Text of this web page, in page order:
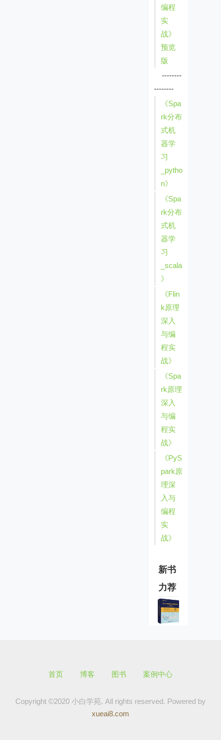
编程
实
战》
预览
版
--------
--------
《Spa
rk分布
式机
器学
习
_pytho
n》
《Spa
rk分布
式机
器学
习
_scala
》
《Flin
k原理
深入
与编
程实
战》
《Spa
rk原理
深入
与编
程实
战》
《PyS
park原
理深
入与
编程
实
战》
新书
力荐
首页 博客 图书 案例中心
Copyright ©2020 小白学苑. All rights reserved. Powered by
xueai8.com